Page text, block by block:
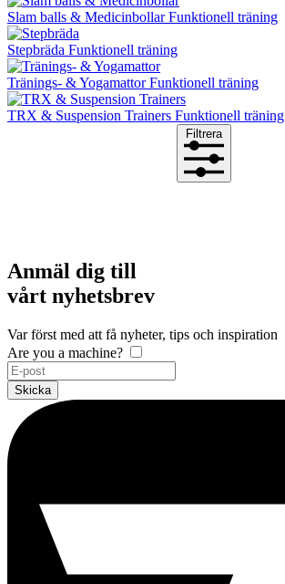
Slam balls & Medicinbollar Funktionell träning
Stepbräda Funktionell träning
Tränings- & Yogamattor Funktionell träning
TRX & Suspension Trainers Funktionell träning
Filtrera
Anmäl dig till
vårt nyhetsbrev
Var först med att få nyheter, tips och inspiration
Are you a machine?
Skicka